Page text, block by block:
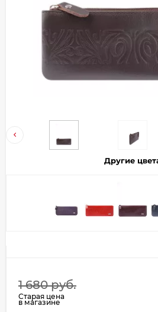
Другие
1 680 руб.
Старая цена
в магазине
Добавляйте товары
в корзину
Оплачивайте сегодня
выбранный способом
по25% каждые 2
об оплате Плайтом